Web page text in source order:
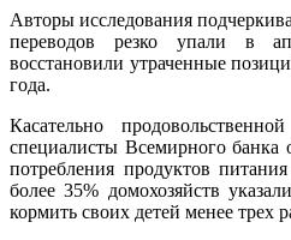
Авторы исследования
переводов резко упали в
восстановили утраченные
года.
Касательно
специалисты Всемирного банка
потребления продуктов
более 35% домохозяйств
кормить своих детей менее трех